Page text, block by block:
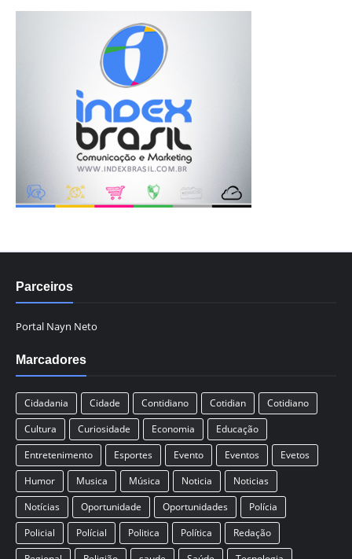
Parceiros
Portal Nayn Neto
Marcadores
Cidadania Cidade Contidiano Cotidian
Cotidiano
Cultura
Curiosidade Economia
Educação
Entretenimento
Esportes Evento Eventos
Evetos
Humor
Musica Música Noticia
Noticias
Notícias
Oportunidade Oportunidades
Polícia
Policial
Polícial Politica Política
Redação